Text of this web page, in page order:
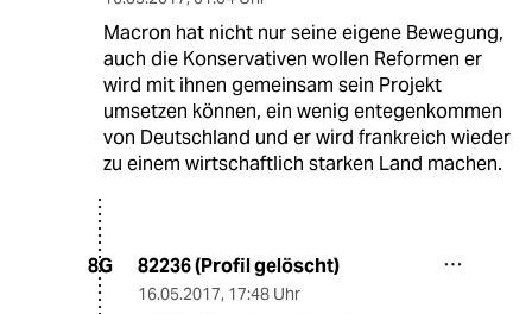
Macron hat nicht nur seine eigene Bewegung,
auch die Konservativen wollen Reformen er
wird mit ihnen gemeinsam sein Projekt
umsetzen können, ein wenig entegenkommen
von Deutschland und er wird frankreich wieder
zu einem wirtschaftlich starken Land machen.
8G 82236 (Profil gelöscht)
16.05.2017, 17:48 Uhr